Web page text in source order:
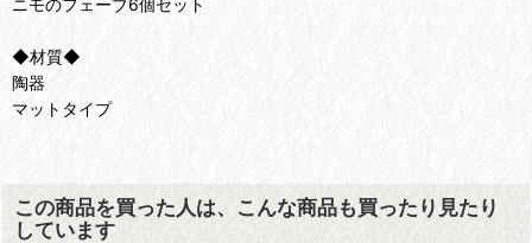
ニモのフェーブ6個セット
◆材質◆
陶器
マットタイプ
この商品を買った人は、こんな商品も買ったり見たり
しています